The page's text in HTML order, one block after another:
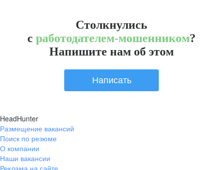
Столкнулись
с работодателем-мошенником?
Напишите нам об этом
Написать
HeadHunter
Размещение вакансий
Поиск по резюме
О компании
Наши вакансии
Реклама на сайте